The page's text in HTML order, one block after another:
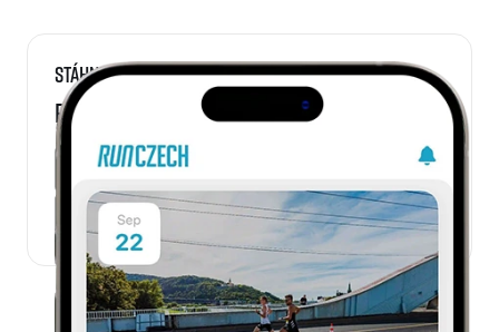
Stáhni si
RunCzech aplikaci